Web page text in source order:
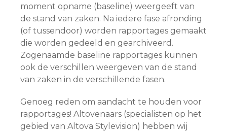
moment opname (baseline) weergeeft van
de stand van zaken. Na iedere fase afronding
(of tussendoor) worden rapportages gemaakt
die worden gedeeld en gearchiveerd.
Zogenaamde baseline rapportages kunnen
ook de verschillen weergeven van de stand
van zaken in de verschillende fasen.
Genoeg reden om aandacht te houden voor
rapportages! Altovenaars (specialisten op het
gebied van Altova Stylevision) hebben wij